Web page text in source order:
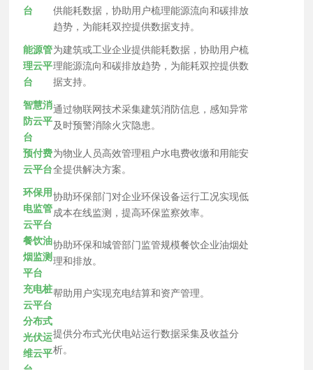
台
供能耗数据，协助用户梳理能源流向和碳排放
趋势，为能耗双控提供数据支持。
能源管
理云平
台
为建筑或工业企业提供能耗数据，协助用户梳
理能源流向和碳排放趋势，为能耗双控提供数
据支持。
智慧消
防云平
台
通过物联网技术采集建筑消防信息，感知异常
及时预警消除火灾隐患。
预付费
云平台
为物业人员高效管理租户水电费收缴和用能安
全提供解决方案。
环保用
电监管
云平台
协助环保部门对企业环保设备运行工况实现低
成本在线监测，提高环保监察效率。
餐饮油
烟监测
平台
协助环保和城管部门监管规模餐饮企业油烟处
理和排放。
充电桩
云平台
帮助用户实现充电结算和资产管理。
分布式
光伏运
维云平
提供分布式光伏电站运行数据采集及收益分
析。